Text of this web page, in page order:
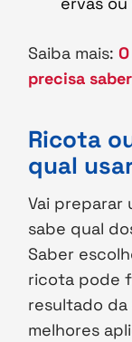
Saiba mais:
precisa
Ricota
qual
Vai preparar
sabe qual
Saber
ricota pode
resultado da
melhores